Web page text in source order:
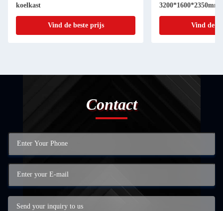
koelkast
Vind de beste prijs
3200*1600*2350mm
Vind de
Contact